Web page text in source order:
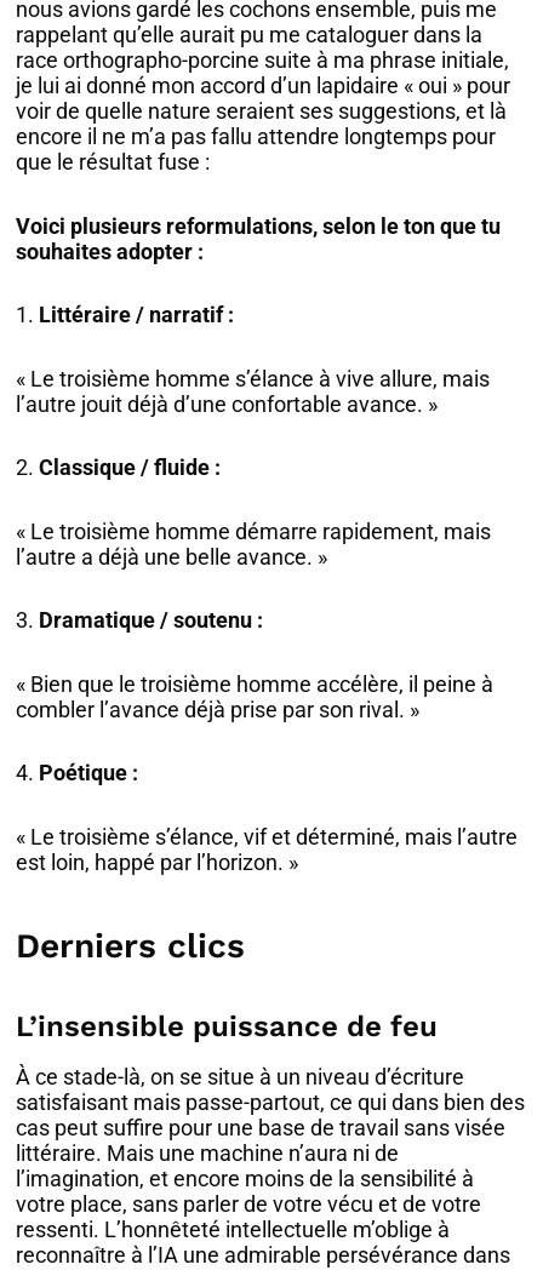
nous avions gardé les cochons ensemble, puis me
rappelant qu’elle aurait pu me cataloguer dans la
race orthographo-porcine suite à ma phrase initiale,
je lui ai donné mon accord d’un lapidaire « oui » pour
voir de quelle nature seraient ses suggestions, et là
encore il ne m’a pas fallu attendre longtemps pour
que le résultat fuse :
Voici plusieurs reformulations, selon le ton que tu
souhaites adopter :
1. Littéraire / narratif :
« Le troisième homme s’élance à vive allure, mais
l’autre jouit déjà d’une confortable avance. »
2.Classique / fluide :
« Le troisième homme démarre rapidement, mais
l’autre a déjà une belle avance. »
3. Dramatique / soutenu :
« Bien que le troisième homme accélère, il peine à
combler l’avance déjà prise par son rival. »
4. Poétique :
« Le troisième s’élance, vif et déterminé, mais l’autre
est loin, happé par l’horizon. »
Derniers clics
L’insensible puissance de feu
À ce stade-là, on se situe à un niveau d’écriture
satisfaisant mais passe-partout, ce qui dans bien des
cas peut suffire pour une base de travail sans visée
littéraire. Mais une machine n’aura ni de
l’imagination, et encore moins de la sensibilité à
votre place, sans parler de votre vécu et de votre
ressenti. L’honnêteté intellectuelle m’oblige à
reconnaître à l’IA une admirable persévérance dans